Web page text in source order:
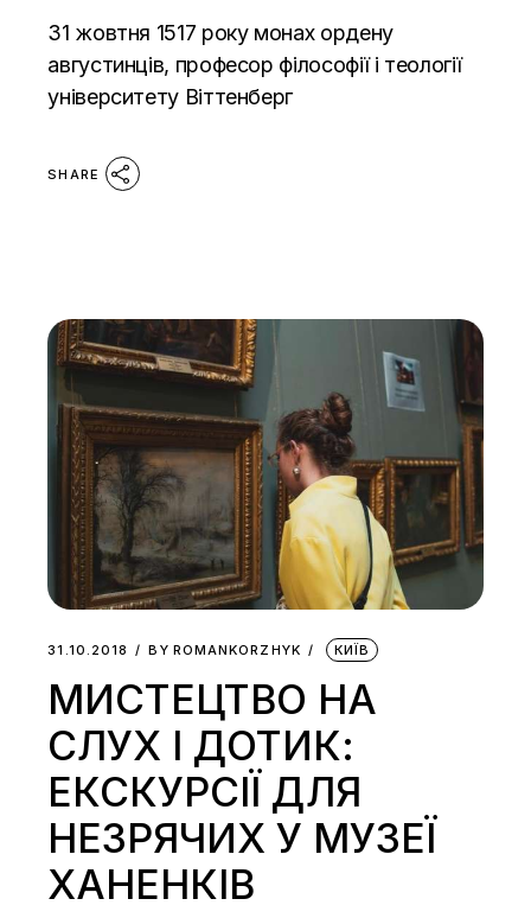
31 жовтня 1517 року монах ордену
августинців, професор філософії і теології
університету Віттенберг
SHARE
31.10.2018 BY ROMANKORZHYK КИЇВ
МИСТЕЦТВО НА
СЛУХ І ДОТИК:
ЕКСКУРСІЇ ДЛЯ
НЕЗРЯЧИХ У МУЗЕЇ
ХАНЕНКІВ